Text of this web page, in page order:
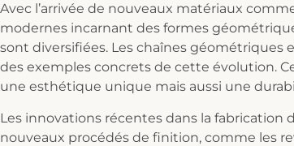
Avec l’arrivée de nouveaux matériaux
modernes incarnant des formes
sont diversifiées. Les chaînes géométriques
des exemples concrets de cette évolution.
une esthétique unique mais aussi une
Les innovations récentes dans la fabrication
nouveaux procédés de finition, comme les